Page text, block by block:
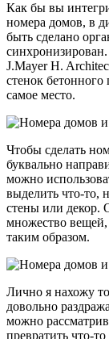
Как бы вы
номера домов, в
быть сделано
J.Mayer H.
стенок
самое место.
Чтобы сделать
буквально
можно
выделить что-то,
стены или декор.
множество
таким образом.
Лично я нахожу
довольно
можно
превратить что-